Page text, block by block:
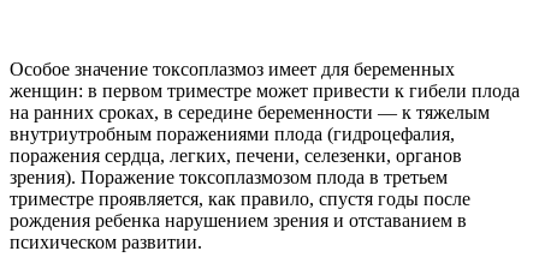
Особое значение токсоплазмоз имеет для беременных
женщин: в первом триместре может привести к гибели плода
на ранних сроках, в середине беременности — к тяжелым
внутриутробным поражениями плода (гидроцефалия,
поражения сердца, легких, печени, селезенки, органов
зрения). Поражение токсоплазмозом плода в третьем
триместре проявляется, как правило, спустя годы после
рождения ребенка нарушением зрения и отставанием в
психическом развитии.